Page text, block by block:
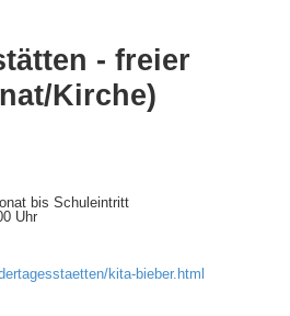
- freier
Kirche)
bis Schuleintritt
Uhr
kita-bieber.html